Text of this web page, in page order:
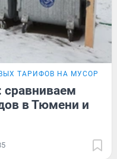
ТАРИФОВ НА МУСОР В
в Тюмени и